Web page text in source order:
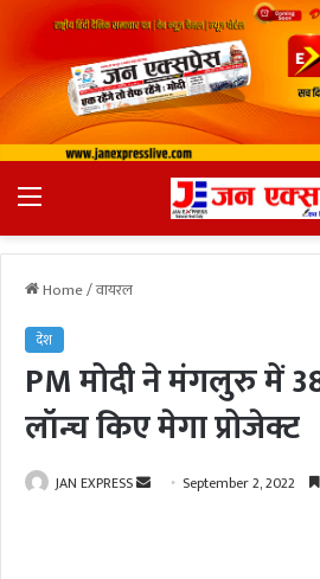
Home/वायरल
देश
PM मोदी ने मंगलुरु में
लॉन्च किए मेगा प्रोजेक्ट
JAN EXPRESS September 2, 2022